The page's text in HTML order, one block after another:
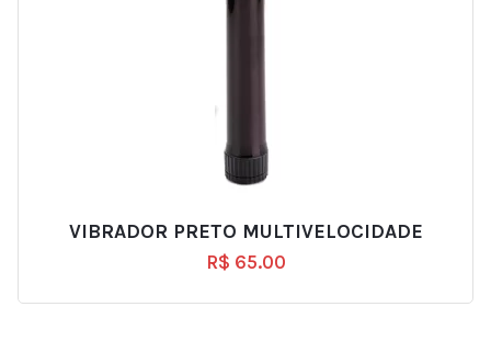
VIBRADOR PRETO MULTIVELOCIDADE
R$ 65.00